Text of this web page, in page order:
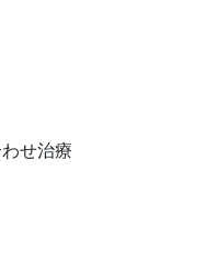
せ治療